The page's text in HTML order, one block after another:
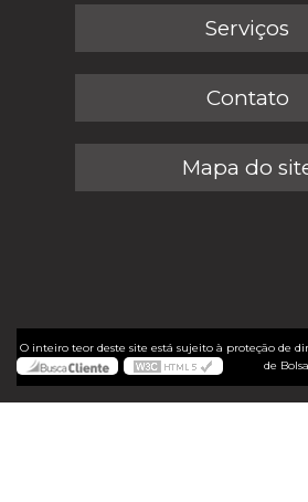
Serviços
Contato
Mapa do
O inteiro teor deste site está sujeito à proteção de
de